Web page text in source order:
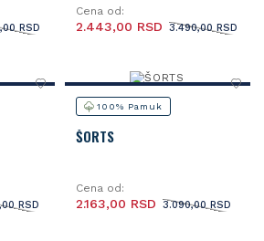
RSD
Cena od:
3.490,00 RSD
2.443,00 RSD
RSD
100% Pamuk
ŠORTS
Cena od:
3.090,00 RSD
2.163,00 RSD